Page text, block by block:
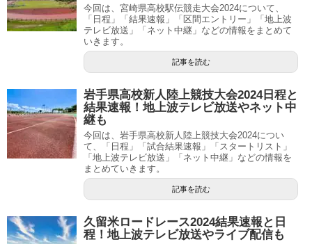
今回は、宮崎県高校駅伝競走大会2024について、
「日程」「結果速報」「区間エントリー」「地上波
テレビ放送」「ネット中継」などの情報をまとめて
いきます。
記事を読む
岩手県高校新人陸上競技大会2024日程と
結果速報！地上波テレビ放送やネット中
継も
今回は、岩手県高校新人陸上競技大会2024につい
て、「日程」「試合結果速報」「スタートリスト」
「地上波テレビ放送」「ネット中継」などの情報を
まとめていきます。
記事を読む
久留米ロードレース2024結果速報と日
程！地上波テレビ放送やライブ配信も